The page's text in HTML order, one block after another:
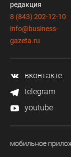
редакция
8 (843) 202-12-10
info@business-
gazeta.ru
вконтакте
telegram
youtube
мобильное